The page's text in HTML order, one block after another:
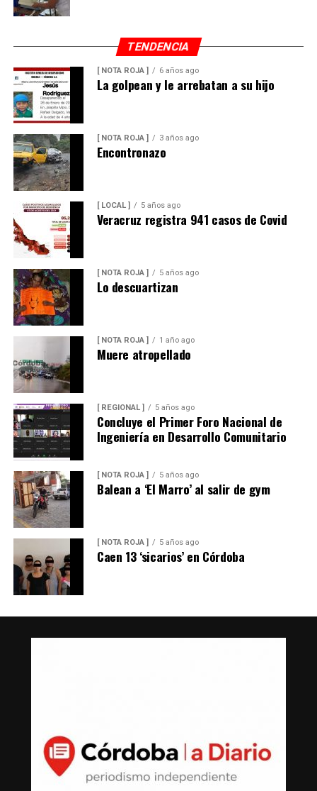
TENDENCIA
[ NOTA ROJA ] 6 años ago
La golpean y le arrebatan a su hijo
[ NOTA ROJA ] 3 años ago
Encontronazo
[ LOCAL ] 5 años ago
Veracruz registra 941 casos de Covid
[ NOTA ROJA ] 5 años ago
Lo descuartizan
[ NOTA ROJA ] 1 año ago
Muere atropellado
[ REGIONAL ] 5 años ago
Concluye el Primer Foro Nacional de
Ingeniería en Desarrollo Comunitario
[ NOTA ROJA ] 5 años ago
Balean a ‘El Marro’ al salir de gym
[ NOTA ROJA ] 5 años ago
Caen 13 ‘sicarios’ en Córdoba